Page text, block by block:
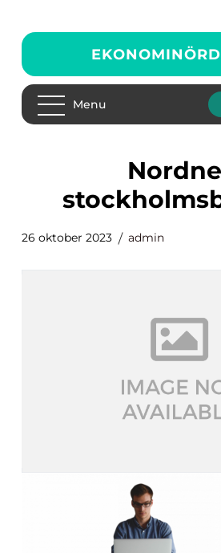
Menu
nordnet
26 oktober 2023 admin